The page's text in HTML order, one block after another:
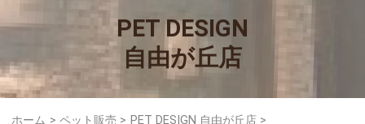
PET DESIGN
自由が丘店
ホーム ペット販売
PET DESIGN 自由が丘店